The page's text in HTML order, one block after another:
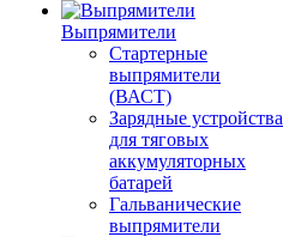
Выпрямители
Стартерные
выпрямители
(ВАСТ)
Зарядные устройства
для тяговых
аккумуляторных
батарей
Гальванические
выпрямители